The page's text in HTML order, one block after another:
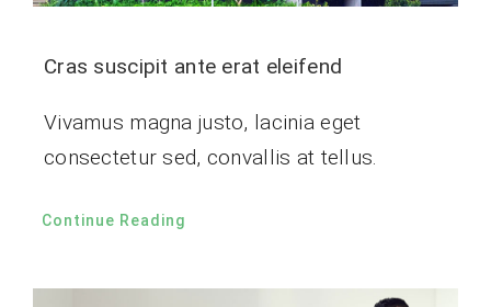
Cras suscipit ante erat eleifend
Vivamus magna justo, lacinia eget
consectetur sed, convallis at tellus.
Continue Reading